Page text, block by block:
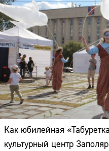
Как юбилейная
культурный центр